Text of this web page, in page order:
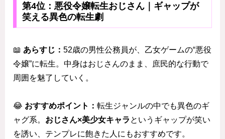
第4位：悪役令嬢転生おじさん｜ギャップが
笑える異色の転生劇
📖 あらすじ： 52歳の男性公務員が、乙女ゲームの“悪役
令嬢”に転生。中身はおじさんのまま、庶民的な行動で
周囲を魅了していく。
😂 おすすめポイント： 転生ジャンルの中でも異色のギ
ャグ系。 おじさん×美少女キャラ というギャップが笑い
を誘い、テンプレに飽きた人にもおすすめです。